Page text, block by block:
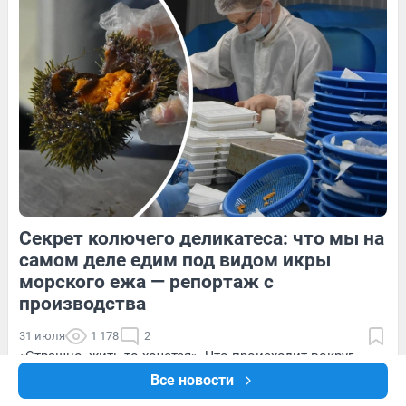
Все новости
Обсудить 13 Обсудить
Секрет колючего деликатеса: что мы на
самом деле едим под видом икры
морского ежа — репортаж с
производства
31 июля 1 178 2
«Страшно, жить-то хочется». Что происходит вокруг
атакованного БПЛА склада Wildberries в Волгограде —
репортаж с места